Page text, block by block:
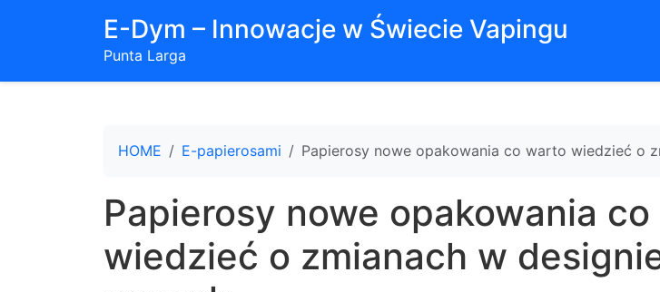
E-Dym – Innowacje w Świecie Vapingu
Punta Larga
HOME E-papierosami Papierosy nowe opakowania co warto wiedzieć o
Papierosy nowe opakowania
wiedzieć o zmianach w